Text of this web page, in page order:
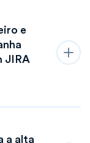
e
JIRA
a alta